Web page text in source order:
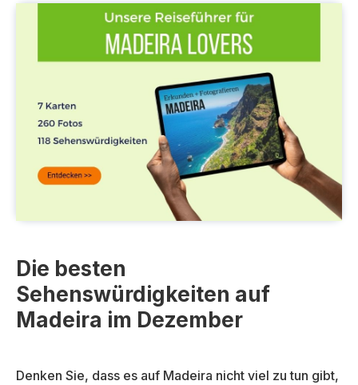
Die besten
Sehenswürdigkeiten auf
Madeira im Dezember
Denken Sie, dass es auf Madeira nicht viel zu tun gibt,